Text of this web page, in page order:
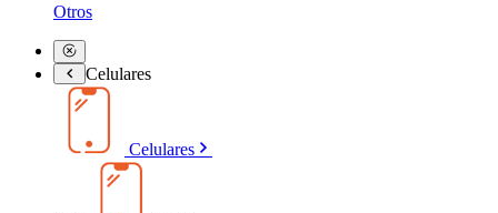
Otros
Celulares
Celulares